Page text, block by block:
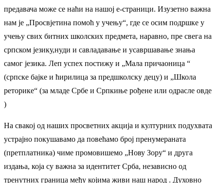
предавача може се наћи на нашој е-страници. Изузетно важна
нам је „Просвјетина помоћ у учењу“, где се осим подршке у
учењу свих битних школских предмета, наравно, пре свега на
српском језику,нуди и савладавање и усавршавање знања
самог језика. Леп успех постижу и „Мала причаоница “
(српске бајке и ћирилица за предшколску децу) и „Школа
реторике“ (за младе Србе и Српкиње рођене или одрасле овде
)
На свакој од наших просветних акција и културних подухвата
устрајно покушавамо да повећамо број пренумераната
(претплатника) чиме промовишемо „Нову Зору“ и друга
издања, која су важна за идентитет Срба, независно од
тренутних граница међу којима живи наш народ . Духовно